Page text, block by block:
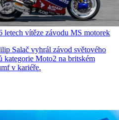
letech vítěze závodu MS motorek
Salač vyhrál závod světového
kategorie Moto2 na britském
v kariéře.